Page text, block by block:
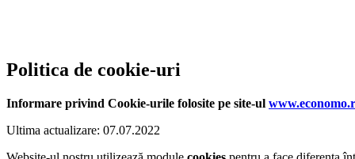
Politica de cookie-uri
Informare privind Cookie-urile folosite pe site-ul
Ultima actualizare: 07.07.2022